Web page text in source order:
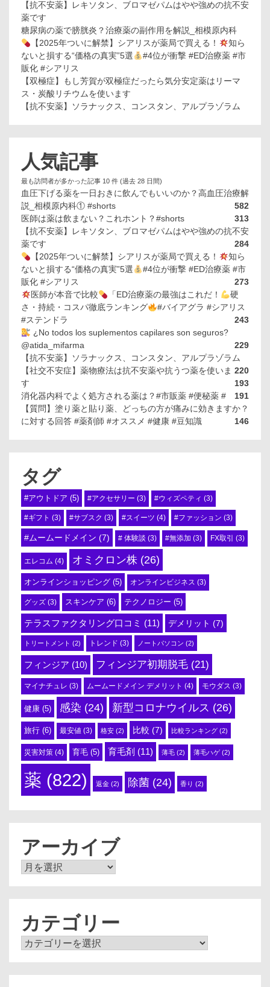
【抗不安薬】レキソタン、ブロマゼパムはやや強めの抗不安
薬です
糖尿病の薬で膀胱炎？治療薬の副作用を解説_相模原内科
【2025年ついに解禁】シアリスが薬局で買える！
知ら
ないと損する“価格の真実”5選
#4位が衝撃 #ED治療薬 #市
販化 #シアリス
【双極症】もし芳賀が双極症だったら気分安定薬はリーマ
ス・炭酸リチウムを使います
【抗不安薬】ソラナックス、コンスタン、アルプラゾラム
人気記事
最も訪問者が多かった記事 10 件 (過去 28 日間)
血圧下げる薬を一日おきに飲んでもいいのか？高血圧治療解
説_相模原内科① #shorts
582
医師は薬は飲まない？これホント？#shorts
313
【抗不安薬】レキソタン、ブロマゼパムはやや強めの抗不安
薬です
284
【2025年ついに解禁】シアリスが薬局で買える！
知ら
ないと損する“価格の真実”5選
#4位が衝撃 #ED治療薬 #市
販化 #シアリス
273
医師が本音で比較
「ED治療薬の最強はこれだ！
硬
さ・持続・コスパ徹底ランキング
#バイアグラ #シアリス
#ステンドラ
243
¿No todos los suplementos capilares son seguros?
@atida_mifarma
229
【抗不安薬】ソラナックス、コンスタン、アルプラゾラム
220
【社交不安症】薬物療法は抗不安薬や抗うつ薬を使いま
す
193
消化器内科でよく処方される薬は？#市販薬 #便秘薬 #
191
【質問】塗り薬と貼り薬、どっちの方が痛みに効きますか？
に対する回答 #薬剤師 #オススメ #健康 #豆知識
146
タグ
#アウトドア (5) #アクセサリー (3) #ウィズペティ (3)
#ギフト (3) #サブスク (3) #スイーツ (4) #ファッション (3)
#ムームードメイン (7) # 体験談 (3) #無添加 (3) FX取引 (3)
エレコム (4) オミクロン株 (26)
オンラインショッピング (5) オンラインビジネス (3)
グッズ (3) スキンケア (6) テクノロジー (5)
テラスファクタリング口コミ (11) デメリット (7)
トリートメント (2) トレンド (3) ノートパソコン (2)
フィンジア (10) フィンジア初期脱毛 (21)
マイナチュレ (3) ムームードメイン デメリット (4) モウダス (3)
健康 (5) 感染 (24) 新型コロナウイルス (26)
旅行 (6) 最安値 (3) 格安 (2) 比較 (7) 比較ランキング (2)
災害対策 (4) 育毛 (5) 育毛剤 (11) 薄毛 (2) 薄毛ハゲ(2)
薬 (822) 返金 (2) 除菌 (24) 香り (2)
アーカイブ
ア
カテゴリー
カ